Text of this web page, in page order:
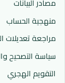
منهجية الحساب
مراجعة تعديلات
سياسة التصحيح
التقويم الهجري